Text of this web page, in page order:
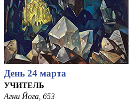
День 24 марта
УЧИТЕЛЬ
Агни Йога, 653